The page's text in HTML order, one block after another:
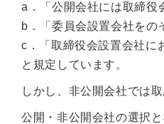
a．「公開会社には取締役
b．「委員会設置会社をの
c．「取締役会設置会社に
と規定しています。
しかし、非公開会社では
公開・非公開会社の選択